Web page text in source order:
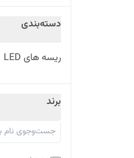
دسته‌بندی
ریسه های LED
برند